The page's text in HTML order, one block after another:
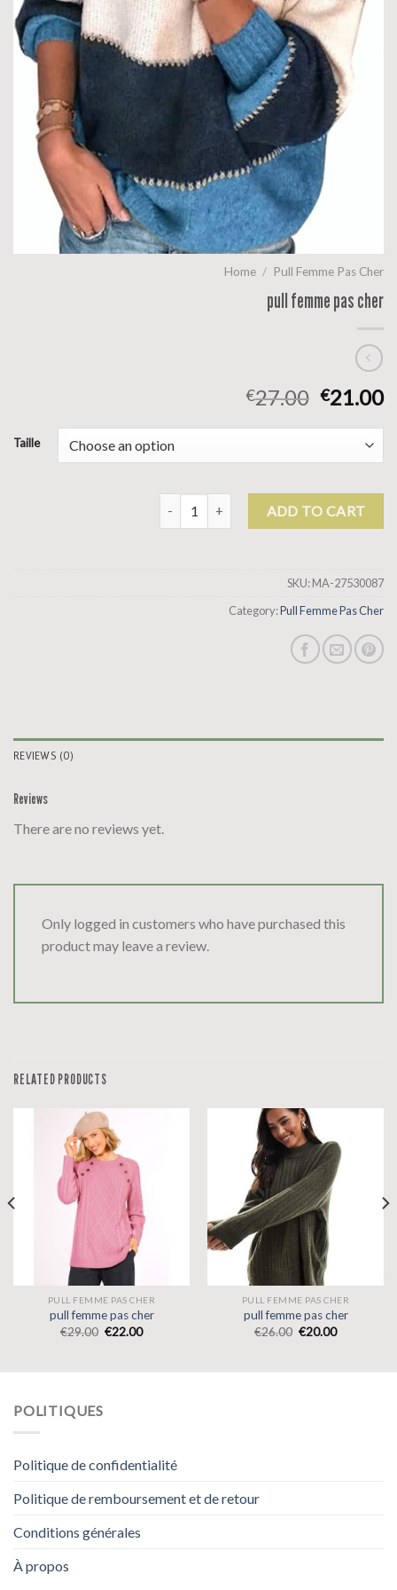
Home / Pull Femme Pas Cher
pull femme pas cher
€27.00 €21.00
Taille
pull femme pas cher quantity
ADD TO CART
SKU:MA-27530087
Category:Pull Femme Pas Cher
REVIEWS (0)
Reviews
There are no reviews yet.
Only logged in customers who have purchased this
product may leave a review.
RELATED PRODUCTS
PULL FEMME PAS CHER
pull femme pas cher
€29.00 €22.00
PULL FEMME PAS CHER
pull femme pas cher
€26.00 €20.00
POLITIQUES
Politique de confidentialité
Politique de remboursement et de retour
Conditions générales
À propos